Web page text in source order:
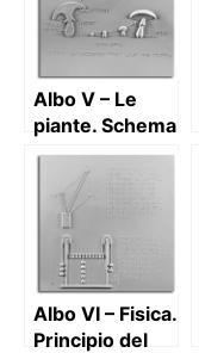
Albo V – Le
piante. Schema
riassuntivo
della vita di un
fungo
Albo VI – Fisica.
Principio del